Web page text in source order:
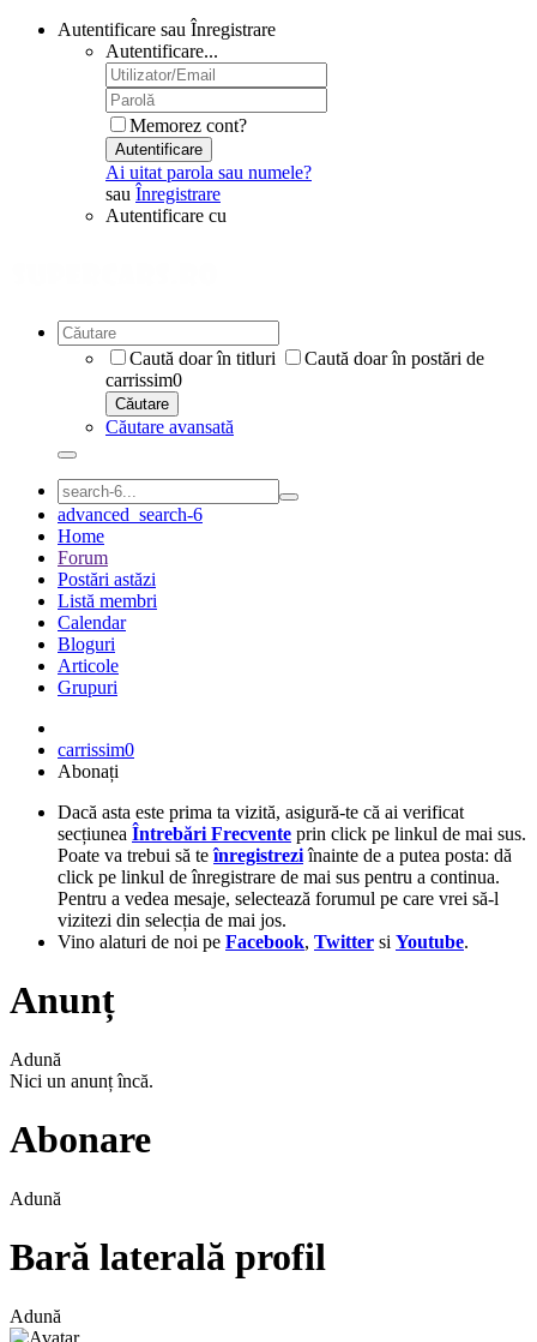
Autentificare sau Înregistrare
Autentificare...
Memorez cont?
Autentificare
Ai uitat parola sau numele?
sau Înregistrare
Autentificare cu
Caută doar în titluri
Caută doar în postări de
carrissim0
Căutare
Căutare avansată
advanced_search-6
Home
Forum
Postări astăzi
Listă membri
Calendar
Bloguri
Articole
Grupuri
carrissim0
Abonați
Dacă asta este prima ta vizită, asigură-te că ai verificat
secțiunea Întrebări Frecvente prin click pe linkul de mai sus.
Poate va trebui să teînregistreziînainte de a putea posta: dă
click pe linkul de înregistrare de mai sus pentru a continua.
Pentru a vedea mesaje, selectează forumul pe care vrei să-l
vizitezi din selecția de mai jos.
Vino alaturi de noi pe Facebook, Twitter si Youtube.
Anunț
Adună
Nici un anunț încă.
Abonare
Adună
Bară laterală profil
Adună